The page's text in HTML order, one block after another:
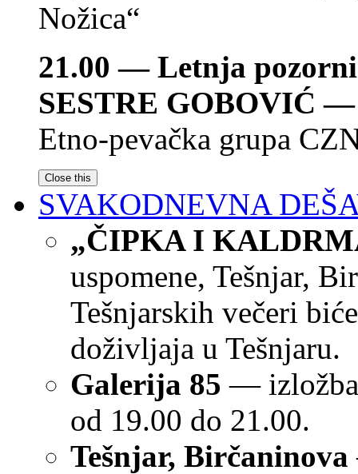
Nožica“
21.00 — Letnja
SESTRE GOBOVIĆ —
Etno-pevačka grupa
Close this
SVAKODNEVNA
„ČIPKA I
uspomene, Tešnjar,
Tešnjarskih večeri
doživljaja u Tešnjaru.
Galerija 85 — izložba
od 19.00 do 21.00.
Tešnjar, Birčaninova